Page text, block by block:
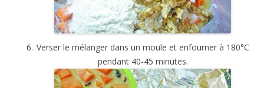
Verser le mélanger dans un moule et enfourner à 180°C
pendant 40-45 minutes.